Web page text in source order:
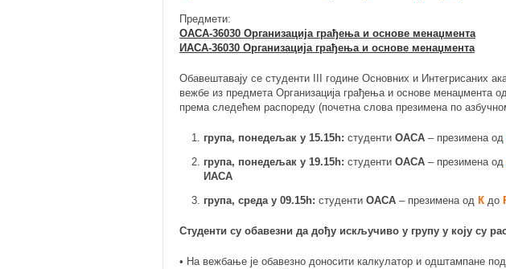
Предмети:
ОАСА-36030 Организација грађења и основе менаџмента
ИАСА-36030 Организација грађења и основе менаџмента
Обавештавају се студенти III године Основних и Интегрисаних
вежбе из предмета Организација грађења и основе менаџмента
према следећем распореду (почетна слова презимена по
група, понедељак у 15.15h: студенти ОАСА – презимена од
група, понедељак у 19.15h: студенти ОАСА – презимена од
ИАСА
група, среда у 09.15h: студенти ОАСА – презимена од К до
Студенти су обавезни да дођу искључиво у групу у коју су
• На вежбање је обавезно доносити калкулатор и одштампане